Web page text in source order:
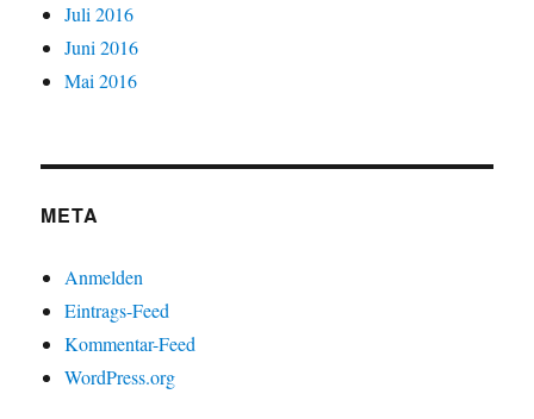
Juli 2016
Juni 2016
Mai 2016
META
Anmelden
Eintrags-Feed
Kommentar-Feed
WordPress.org